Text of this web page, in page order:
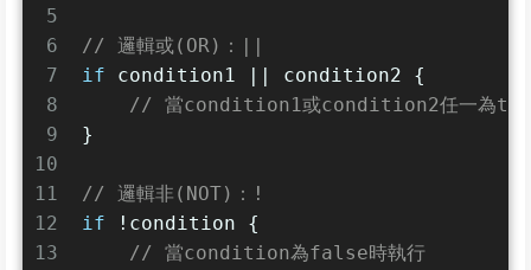
5
6
7
8
9
10
11
12
13
// 邏輯或(OR)：||
if condition1 || condition2 {
// 當condition1或condition2任一為
}
// 邏輯非(NOT)：!
if !condition {
// 當condition為false時執行